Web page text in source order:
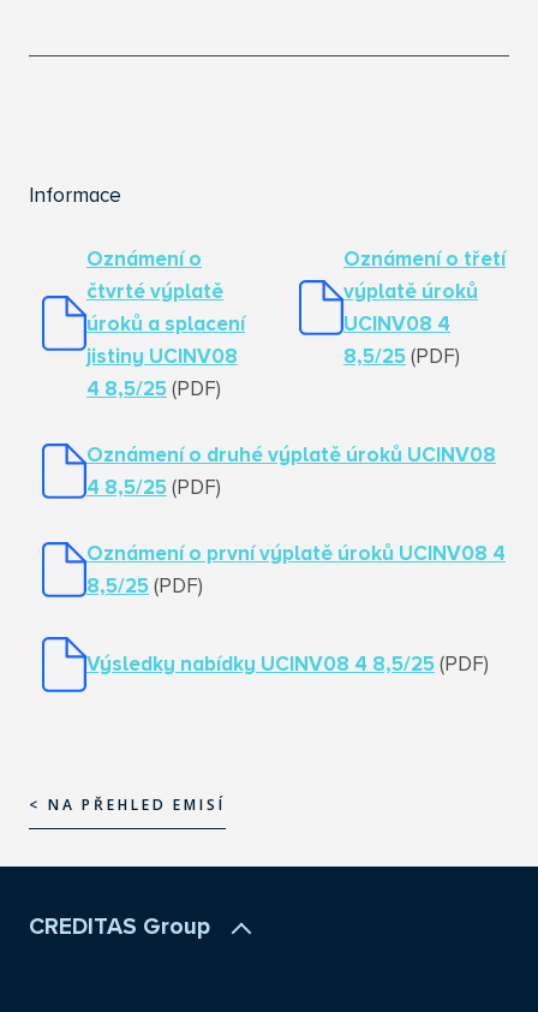
Informace
Oznámení o
čtvrté výplatě
úroků a splacení
jistiny UCINV08
4 8,5/25 (PDF)
Oznámení o třetí
výplatě úroků
UCINV08 4
8,5/25 (PDF)
Oznámení o druhé výplatě úroků UCINV08
4 8,5/25 (PDF)
Oznámení o první výplatě úroků UCINV08 4
8,5/25 (PDF)
Výsledky nabídky UCINV08 4 8,5/25 (PDF)
< NA PŘEHLED EMISÍ
CREDITAS Group